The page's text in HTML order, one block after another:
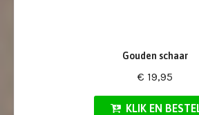
Gouden schaar
€ 19,95
KLIK EN BESTEL